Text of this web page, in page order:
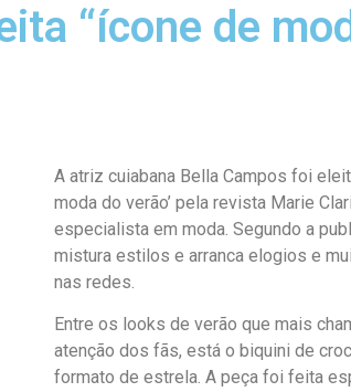
“ícone de
A atriz cuiabana Bella Campos foi
moda do verão’ pela revista Marie
especialista em moda. Segundo a
mistura estilos e arranca elogios e
nas redes.
Entre os looks de verão que mais
atenção dos fãs, está o biquini de
formato de estrela. A peça foi feita